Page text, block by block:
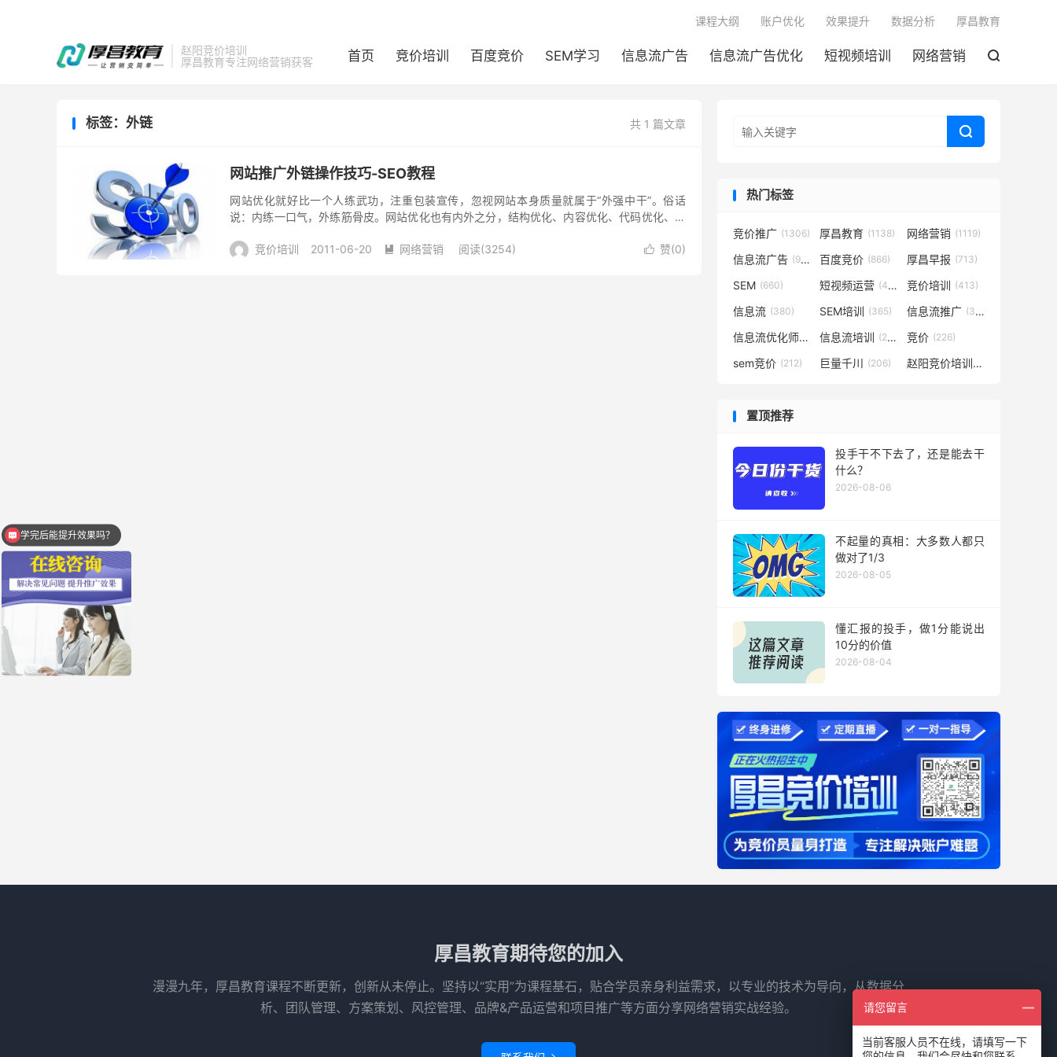
赵阳竞价培训
厚昌教育专注网络营销获客
首页 竞价培训 百度竞价 SEM学习 信息流广告 信息流广告优化 短视频培训 网络营销 
课程大纲 账户优化 效果提升 数据分析 厚昌教育
共 1 篇文章
标签：外链
网站推广外链操作技巧-SEO教程
网站优化就好比一个人练武功，注重包装宣传，忽视网站本身质量就属于“外强中干”。俗话
说：内练一口气，外练筋骨皮。网站优化也有内外之分，结构优化、内容优化、代码优化、内
 赞(0)
竞价培训 2011-06-20  网络营销 阅读(3254)

热门标签
竞价推广 (1306) 厚昌教育 (1138) 网络营销 (1119)
信息流广告 (932) 百度竞价 (866) 厚昌早报 (713)
SEM (660) 短视频运营 (431) 竞价培训 (413)
信息流 (380) SEM培训 (365) 信息流推广 (350)
信息流优化师(291)信息流培训 (281) 竞价 (226)
sem竞价 (212) 巨量千川 (206) 赵阳竞价培训(194)
置顶推荐
投手干不下去了，还是能去干
什么？
2026-08-06
不起量的真相：大多数人都只
做对了1/3
2026-08-05
懂汇报的投手，做1分能说出
10分的价值
2026-08-04
厚昌教育期待您的加入
漫漫九年，厚昌教育课程不断更新，创新从未停止。坚持以“实用”为课程基石，贴合学员亲身利益需求，以专业的技术为导向，从数据分
析、团队管理、方案策划、风控管理、品牌&产品运营和项目推广等方面分享网络营销实战经验。
学完后能提升效果吗？
请您留言
当前客服人员不在线，请填写一下